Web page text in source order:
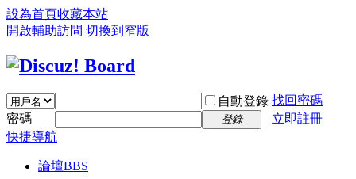
設為首頁收藏本站
開啟輔助訪問 切換到窄版
自動登錄 找回密碼
密碼
登錄
立即註冊
快捷導航
論壇BBS